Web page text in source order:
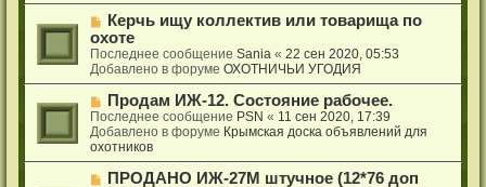
е
н
и
е
с
о
о
б
щ
е
н
и
е
Н
о
в
о
е
с
о
о
б
щ
е
Керчь ищу коллектив или товарища по
охоте
Последнее сообщениеSania «22 сен 2020, 05:53
Добавлено в форумеОХОТНИЧЬИ УГОДИЯ
Н
о
в
о
е
с
Продам ИЖ-12. Состояние рабочее.
Последнее сообщение PSN « 11 сен 2020, 17:39
Добавлено в форуме Крымская доска объявлений для
охотников
НПРОДАНО ИЖ-27М штучное (12*76 доп